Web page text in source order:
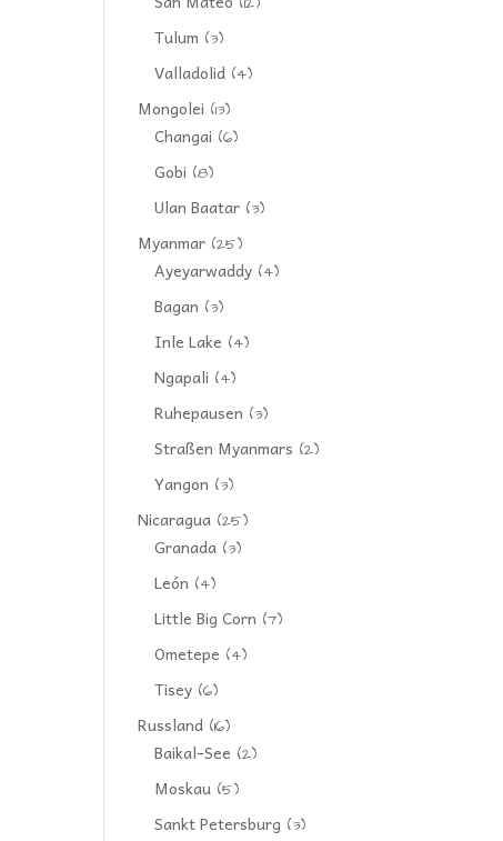
Tulum (3)
Valladolid (4)
Mongolei (13)
Changai (6)
Gobi (8)
Ulan Baatar (3)
Myanmar (25)
Ayeyarwaddy (4)
Bagan (3)
Inle Lake (4)
Ngapali (4)
Ruhepausen (3)
Straßen Myanmars (2)
Yangon (3)
Nicaragua (25)
Granada (3)
León (4)
Little Big Corn (7)
Ometepe (4)
Tisey (6)
Russland (16)
Baikal-See (2)
Moskau (5)
Sankt Petersburg (3)